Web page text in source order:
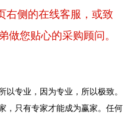
右侧的在线客服，或致
做您贴心的采购顾问。
以专业，因为专业，所以极致。
，只有专家才能成为赢家。任何